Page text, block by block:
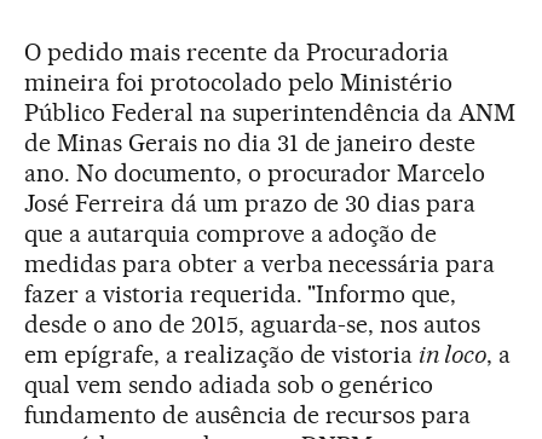
O pedido mais recente da Procuradoria
mineira foi protocolado pelo Ministério
Público Federal na superintendência da ANM
de Minas Gerais no dia 31 de janeiro deste
ano. No documento, o procurador Marcelo
José Ferreira dá um prazo de 30 dias para
que a autarquia comprove a adoção de
medidas para obter a verba necessária para
fazer a vistoria requerida. "Informo que,
desde o ano de 2015, aguarda-se, nos autos
em epígrafe, a realização de vistoria in loco, a
qual vem sendo adiada sob o genérico
fundamento de ausência de recursos para